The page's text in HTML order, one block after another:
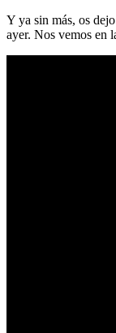
Y ya sin más, os
ayer. Nos vemos en